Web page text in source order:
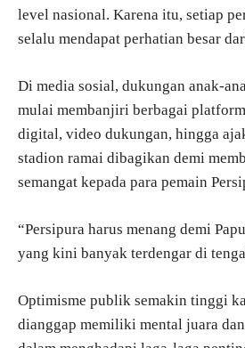
level nasional. Karena itu, setiap
selalu mendapat perhatian besar
Di media sosial, dukungan anak-
mulai membanjiri berbagai
digital, video dukungan, hingga
stadion ramai dibagikan demi
semangat kepada para pemain
“Persipura harus menang demi
yang kini banyak terdengar di
Optimisme publik semakin tinggi
dianggap memiliki mental juara